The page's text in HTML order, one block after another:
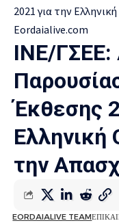
ΙΝΕ/ΓΣΕΕ:
Έκθεσης
Ελληνική
την
EORDAIALIVE TEAM